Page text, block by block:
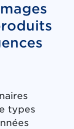
types